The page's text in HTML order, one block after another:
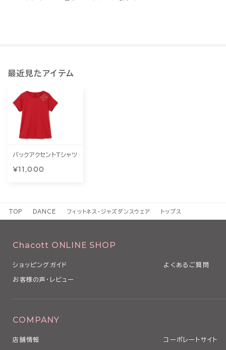
最近見たアイテム
バックアクセントTシャツ
¥11,000
TOP DANCE フィットネス・ジャズダンスウェア トップス
Chacott ONLINE SHOP
ショッピングガイド よくあるご質問
お客様の声・レビュー
COMPANY
店舗情報 コーポレートサイト